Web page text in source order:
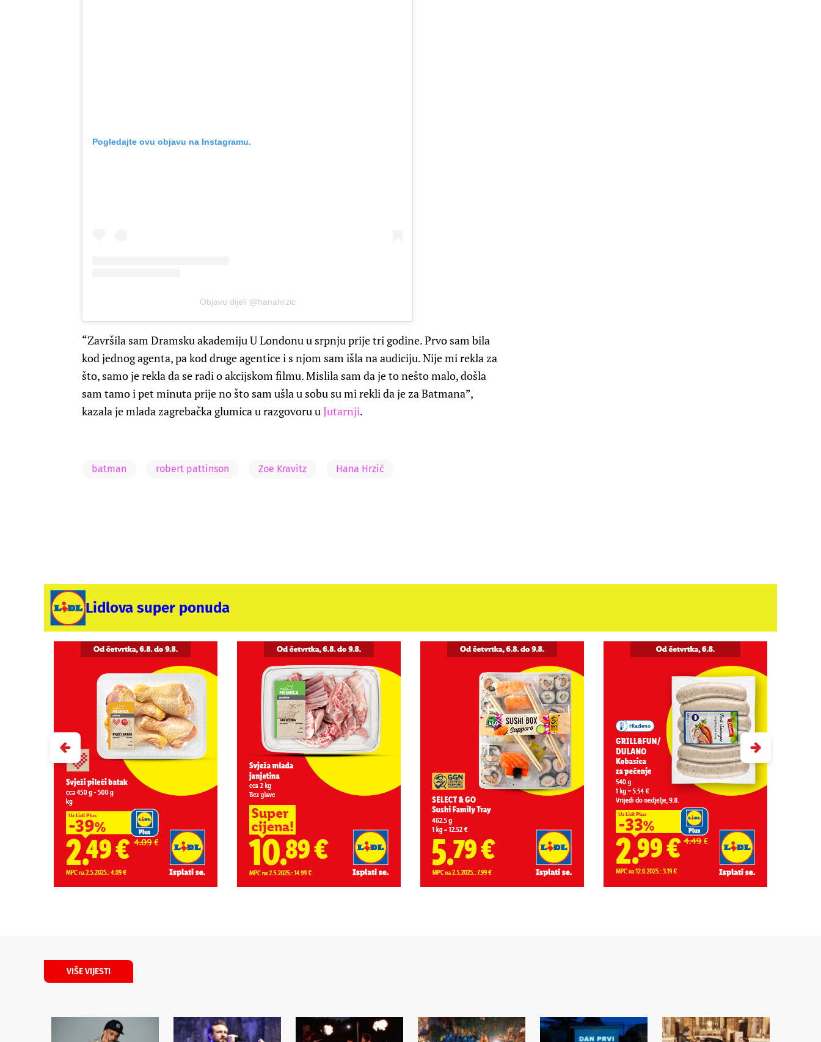
Pogledajte ovu objavu na Instagramu.
Objavu dijeli @hanahrzic
“Završila sam Dramsku akademiju U Londonu u srpnju prije tri godine. Prvo sam bila
kod jednog agenta, pa kod druge agentice i s njom sam išla na audiciju. Nije mi rekla za
što, samo je rekla da se radi o akcijskom filmu. Mislila sam da je to nešto malo, došla
sam tamo i pet minuta prije no što sam ušla u sobu su mi rekli da je za Batmana”,
kazala je mlada zagrebačka glumica u razgovoru uJutarnji.
batman robert pattinson Zoe Kravitz Hana Hrzić
Lidlova super ponuda
VIŠE VIJESTI